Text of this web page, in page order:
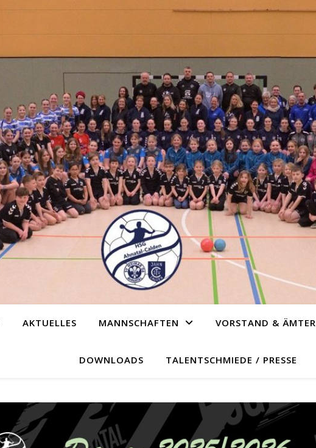
AKTUELLES MANNSCHAFTEN VORSTAND & ÄMTER
DOWNLOADS TALENTSCHMIEDE / PRESSE